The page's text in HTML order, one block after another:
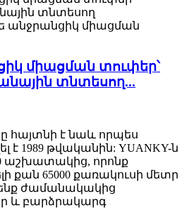
միացման տուփեր՝
տնտեսող...
հայտնի է նաև որպես
է 1989 թվականին: YUANKY-ն
աշխատակից, որոնք
քան 65000 քառակուսի մետր
ժամանակակից
և բարձրակարգ